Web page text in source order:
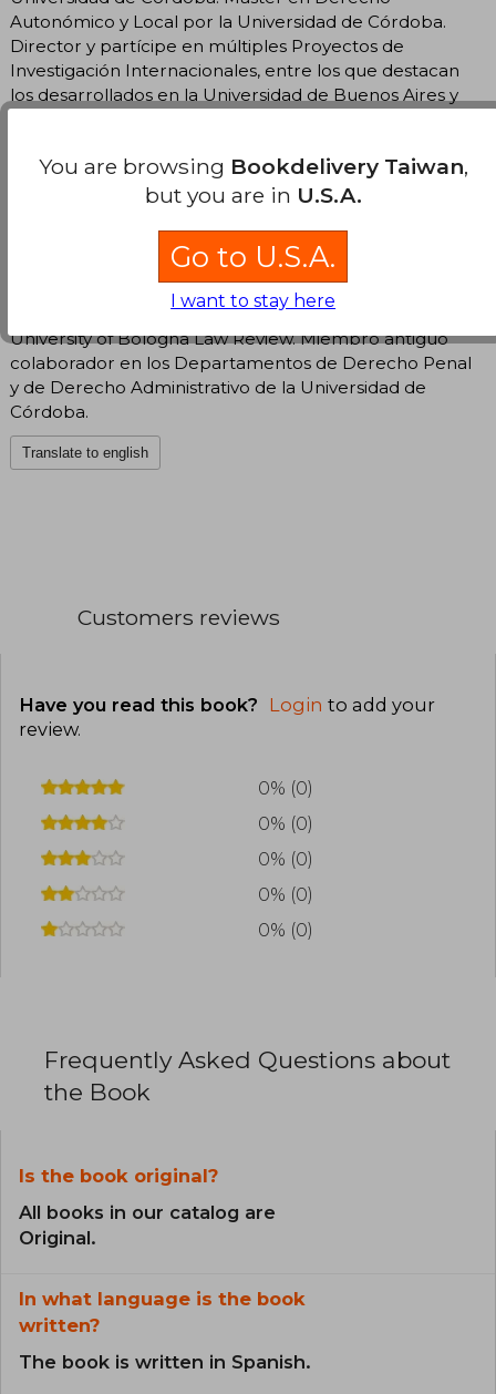
Autonómico y Local por la Universidad de Córdoba.
Director y partícipe en múltiples Proyectos de
Investigación Internacionales, entre los que destacan
los desarrollados en la Universidad de Buenos Aires y
publicaciones doctrinales en revistas de investigación
de prestigio y en libros colectivos, algunos
electrónico y contratación electrónica. Miembro
evaluador permanente en el Centro de Información
del Servicio Alemán de Intercambio Académico y en la
University of Bologna Law Review. Miembro antiguo
colaborador en los Departamentos de Derecho Penal
y de Derecho Administrativo de la Universidad de
Córdoba.
Translate to english
Customers reviews
Have you read this book? Login to add your
review.
0% (0)
0% (0)
0% (0)
0% (0)
0% (0)
Frequently Asked Questions about
the Book
Is the book original?
All books in our catalog are
Original.
In what language is the book
written?
The book is written in Spanish.
You are browsing Bookdelivery Taiwan,
but you are in U.S.A.
Go to U.S.A.
I want to stay here